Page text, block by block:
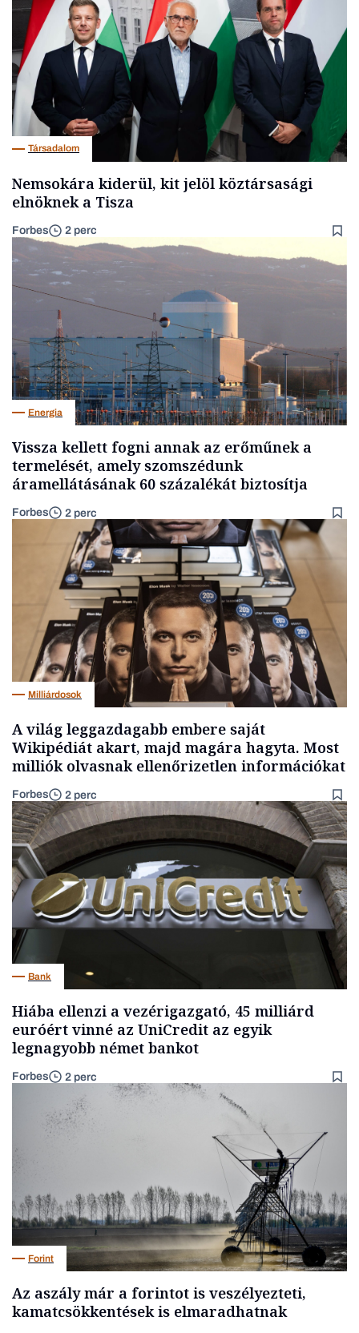
Társadalom
Nemsokára kiderül, kit jelöl köztársasági
elnöknek a Tisza
Forbes 2 perc
Energia
Vissza kellett fogni annak az erőműnek a
termelését, amely szomszédunk
áramellátásának 60 százalékát biztosítja
Forbes 2 perc
Milliárdosok
A világ leggazdagabb embere saját
Wikipédiát akart, majd magára hagyta. Most
milliók olvasnak ellenőrizetlen információkat
Forbes 2 perc
Bank
Hiába ellenzi a vezérigazgató, 45 milliárd
euróért vinné az UniCredit az egyik
legnagyobb német bankot
Forbes 2 perc
Forint
Az aszály már a forintot is veszélyezteti,
kamatcsökkentések is elmaradhatnak